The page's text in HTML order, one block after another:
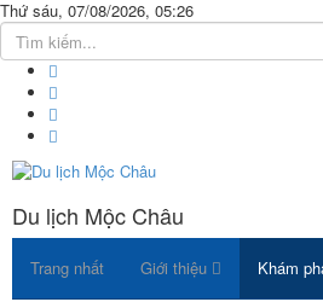
Thứ sáu, 07/08/2026, 05:26
Du lịch Mộc Châu
Trang nhất Giới thiệu Khám